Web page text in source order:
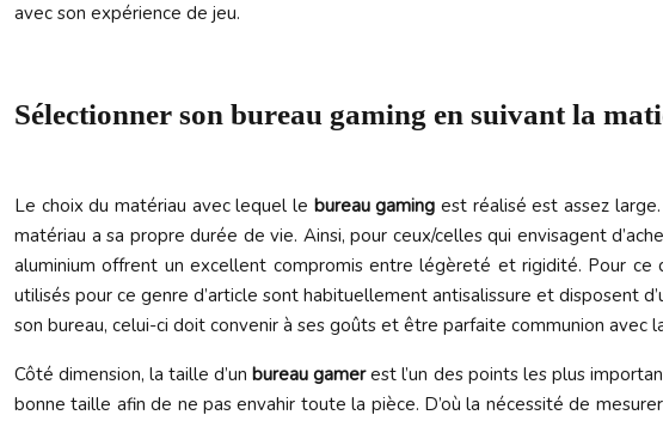
avec son expérience de jeu.
Sélectionner son bureau gaming en suivant la
Le choix du matériau avec lequel le bureau gaming est réalisé est assez
matériau a sa propre durée de vie. Ainsi, pour ceux/celles qui envisagent
aluminium offrent un excellent compromis entre légèreté et rigidité. Pour
utilisés pour ce genre d’article sont habituellement antisalissure et disposent
son bureau, celui-ci doit convenir à ses goûts et être parfaite communion avec
Côté dimension, la taille d’unbureau gamerest l’un des points les plus
bonne taille afin de ne pas envahir toute la pièce. D’où la nécessité de